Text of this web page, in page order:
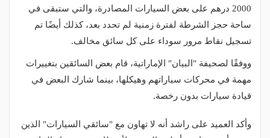
2000 درهم على بعض السيارات المصادرة، والتي ستبقى في
ساحة حجز الشرطة لفترة زمنية لم تحدد بعد، كذلك أيضًا تم
تسجيل نقاط مرور سوداء على كل سائق مخالف.
ووفقًا لصحيفة "البيان" الإماراتية، قام بعض السائقين بتغييرات
مهمة في محركات سياراتهم وهيكلها، بينما شارك البعض في
قيادة سيارات بدون رخصة.
وأكد العميد على راشد أنه لا تهاون مع "سائقي السيارات" الذين